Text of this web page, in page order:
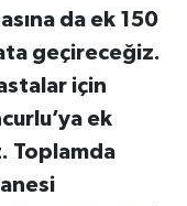
da ek 150
geçireceğiz.
için
ek
Toplamda